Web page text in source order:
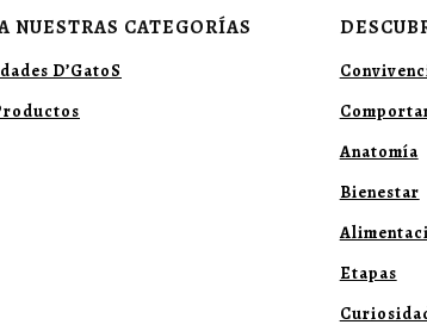
NUESTRAS CATEGORÍAS
D’GatoS
Anatomía
Bienestar
Etapas